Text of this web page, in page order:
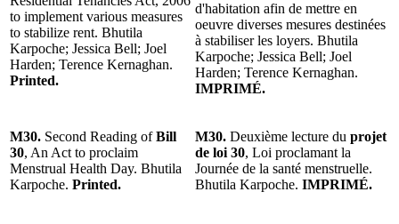
to implement various measures
to stabilize rent. Bhutila
Karpoche; Jessica Bell; Joel
Harden; Terence Kernaghan.
Printed.
d'habitation afin de mettre en
oeuvre diverses mesures destinées
à stabiliser les loyers. Bhutila
Karpoche; Jessica Bell; Joel
Harden; Terence Kernaghan.
IMPRIMÉ.
M30. Second Reading ofBill
30, An Act to proclaim
Menstrual Health Day. Bhutila
Karpoche. Printed.
M30. Deuxième lecture du projet
de loi 30, Loi proclamant la
Journée de la santé menstruelle.
Bhutila Karpoche. IMPRIMÉ.